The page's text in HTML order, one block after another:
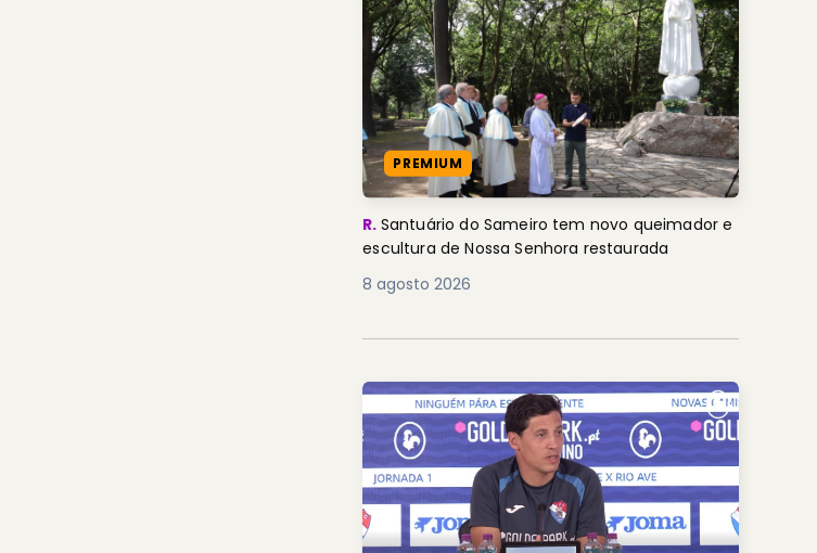
PREMIUM
R. Santuário do Sameiro tem novo queimador e
escultura de Nossa Senhora restaurada
8 agosto 2026